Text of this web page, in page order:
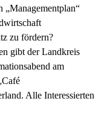
„Managementplan“
zu fördern?
gibt der Landkreis
am
Alle Interessierten